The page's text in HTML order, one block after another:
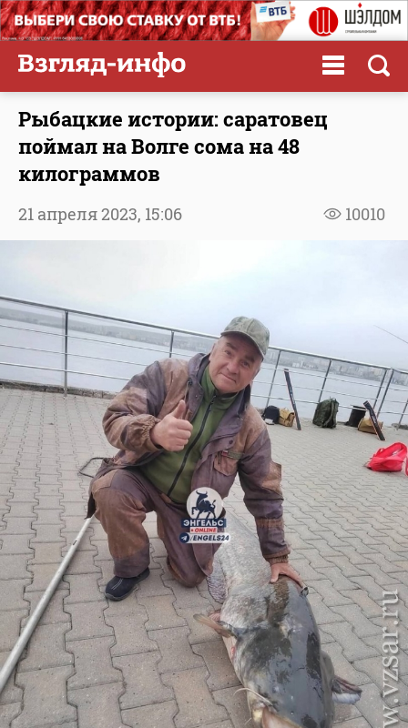
Рыбацкие истории: саратовец
поймал на Волге сома на 48
килограммов
10010
21 апреля 2023, 15:06